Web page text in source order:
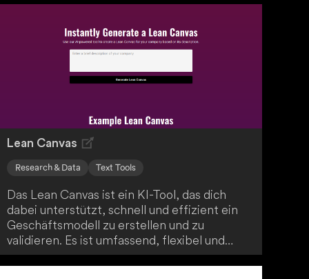
Lean Canvas
Research & Data Text Tools
Das Lean Canvas ist ein KI-Tool, das dich
dabei unterstützt, schnell und effizient ein
Geschäftsmodell zu erstellen und zu
validieren. Es ist umfassend, flexibel und
leicht anpassbar. Das Tool folgt den
Prinzipien der Lean Startup Methodik und